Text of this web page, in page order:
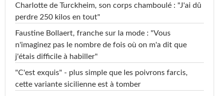
Charlotte de Turckheim, son corps chamboulé : "J'ai dû
perdre 250 kilos en tout"
Faustine Bollaert, franche sur la mode : "Vous
n'imaginez pas le nombre de fois où on m'a dit que
j'étais difficile à habiller"
"C'est exquis" - plus simple que les poivrons farcis,
cette variante sicilienne est à tomber